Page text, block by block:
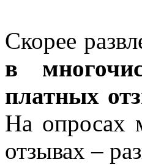
Скорее
в
платных
На опросах
отзывах –